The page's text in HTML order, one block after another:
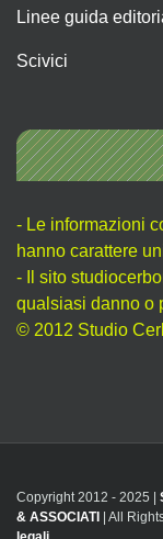
Linee guida
Scivici
- Le informazioni
hanno carattere
- Il sito
qualsiasi danno o
© 2012 Studio
Copyright 2012 - 2025 |
& ASSOCIATI
| All